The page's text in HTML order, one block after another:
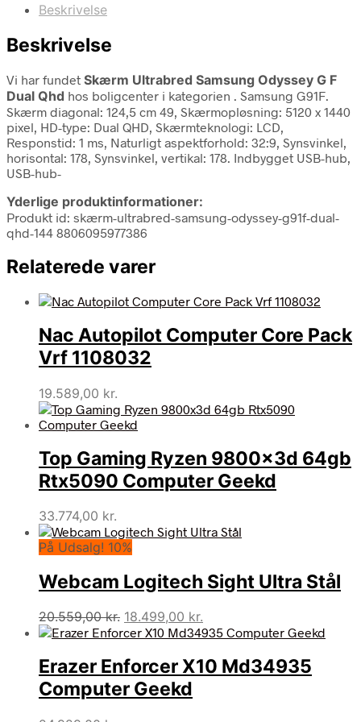
Beskrivelse
Beskrivelse
Vi har fundet Skærm Ultrabred Samsung Odyssey G F
Dual Qhd hos boligcenter i kategorien . Samsung G91F.
Skærm diagonal: 124,5 cm 49, Skærmopløsning: 5120 x 1440
pixel, HD-type: Dual QHD, Skærmteknologi: LCD,
Responstid: 1 ms, Naturligt aspektforhold: 32:9, Synsvinkel,
horisontal: 178, Synsvinkel, vertikal: 178. Indbygget USB-hub,
USB-hub-
Yderlige produktinformationer:
Produkt id: skærm-ultrabred-samsung-odyssey-g91f-dual-
qhd-144 8806095977386
Relaterede varer
Nac Autopilot Computer Core Pack
Vrf 1108032
19.589,00 kr.
Top Gaming Ryzen 9800x3d 64gb
Rtx5090 Computer Geekd
33.774,00 kr.
På Udsalg! 10%
Webcam Logitech Sight Ultra Stål
20.559,00kr. Den
oprindelige
var:
20.559,00 kr..
18.499,00 kr.
aktuelle
er:
18.499,00 kr..
Erazer Enforcer X10 Md34935
Computer Geekd